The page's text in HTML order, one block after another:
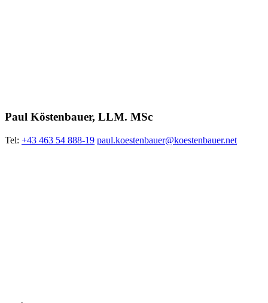
Paul Köstenbauer, LLM. MSc
Tel: +43 463 54 888-19 paul.koestenbauer@koestenbauer.net